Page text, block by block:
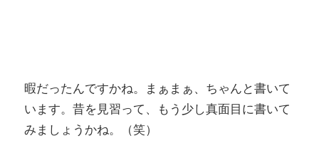
暇だったんですかね。まぁまぁ、ちゃんと書いて
います。昔を見習って、もう少し真面目に書いて
みましょうかね。（笑）